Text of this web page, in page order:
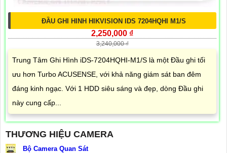
ĐẦU GHI HINH HIKVISION IDS 7204HQHI M1/S
2,250,000 ₫
3,240,000 ₫
Trung Tâm Ghi Hình iDS-7204HQHI-M1/S là một Đầu ghi tối
ưu hơn Turbo ACUSENSE, với khả năng giám sát ban đêm
đáng kinh ngạc. Với 1 HDD siêu sáng và đẹp, dòng Đầu ghi
này cung cấp...
THƯƠNG HIỆU CAMERA
Bộ Camera Quan Sát